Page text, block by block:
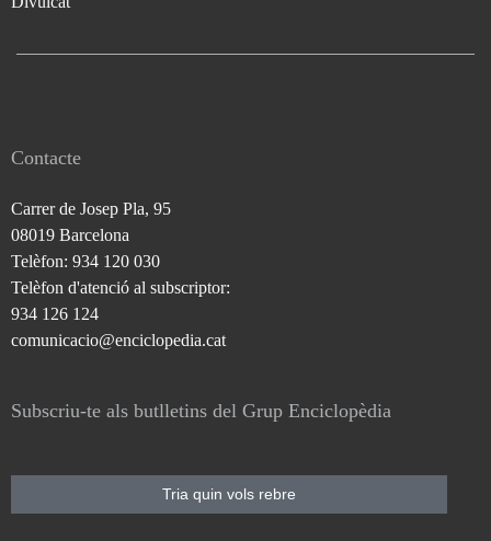
Contacte
Carrer de Josep Pla, 95
08019 Barcelona
Telèfon: 934 120 030
Telèfon d'atenció al subscriptor:
934 126 124
comunicacio@enciclopedia.cat
Subscriu-te als butlletins del Grup Enciclopèdia
Tria quin vols rebre